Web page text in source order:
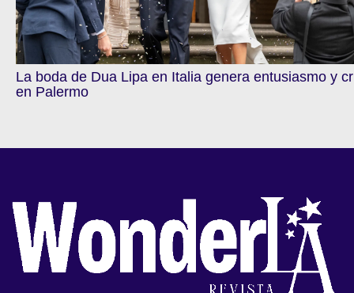
La boda de Dua Lipa en Italia genera entusiasmo y
en Palermo